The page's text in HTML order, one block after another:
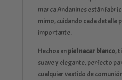
marca Andanines están
mimo, cuidando cada detalle
importante.
Hechos enpiel nacar blanco,
suave y elegante, perfecto
cualquier vestido de